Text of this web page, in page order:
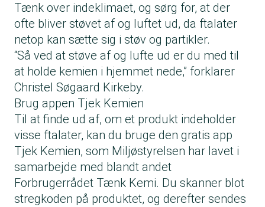
Tænk over indeklimaet, og sørg for, at der
ofte bliver støvet af og luftet ud, da ftalater
netop kan sætte sig i støv og partikler.
“Så ved at støve af og lufte ud er du med til
at holde kemien i hjemmet nede,” forklarer
Christel Søgaard Kirkeby.
Brug appen Tjek Kemien
Til at finde ud af, om et produkt indeholder
visse ftalater, kan du bruge den gratis app
Tjek Kemien, som Miljøstyrelsen har lavet i
samarbejde med blandt andet
Forbrugerrådet Tænk Kemi. Du skanner blot
stregkoden på produktet, og derefter sendes